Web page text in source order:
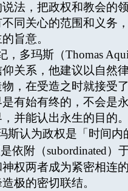
法，把政权和教会的
同关心的范围和义务
旨意。
多玛斯（Thomas
关系，他建议以自然
，在受造之时就接受
有始有终的，不会是
并能认出永生的目的
认为政权是「时间内
依附（subordinated）
权两者成为紧密相连
极的密切联结。